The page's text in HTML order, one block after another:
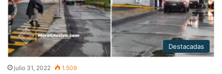
Destacadas
julio 31, 2022 1.509